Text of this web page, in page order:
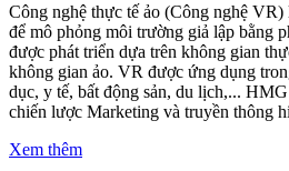
Công nghệ thực tế ảo (Công nghệ
để mô phỏng môi trường giả lập bằng
được phát triển dựa trên không gian
không gian ảo. VR được ứng dụng
dục, y tế, bất động sản, du lịch,...
chiến lược Marketing và truyền thông
Xem thêm